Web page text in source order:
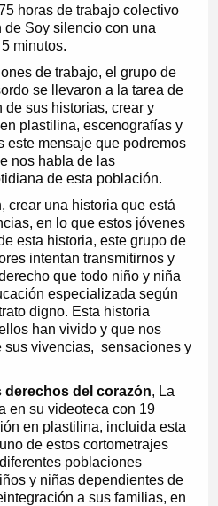
horas de trabajo colectivo
Soy silencio con una
minutos.
de trabajo, el grupo de
se llevaron a la tarea de
sus historias, crear y
plastilina, escenografías y
este mensaje que podremos
nos habla de las
de esta población.
crear una historia que está
en lo que estos jóvenes
esta historia, este grupo de
intentan transmitirnos y
que todo niño y niña
especializada según
digno. Esta historia
han vivido y que nos
sus vivencias, sensaciones y
derechos del corazón, La
en su videoteca con 19
en plastilina, incluida esta
de estos cortometrajes
poblaciones
y niñas dependientes de
a sus familias, en